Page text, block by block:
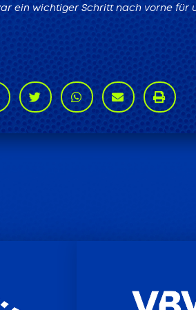
ein wichtiger Schritt nach vorne